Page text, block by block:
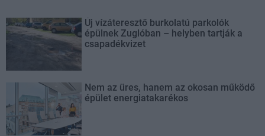
Új vízáteresztő burkolatú parkolók
épülnek Zuglóban – helyben tartják a
csapadékvizet
Nem az üres, hanem az okosan működő
épület energiatakarékos